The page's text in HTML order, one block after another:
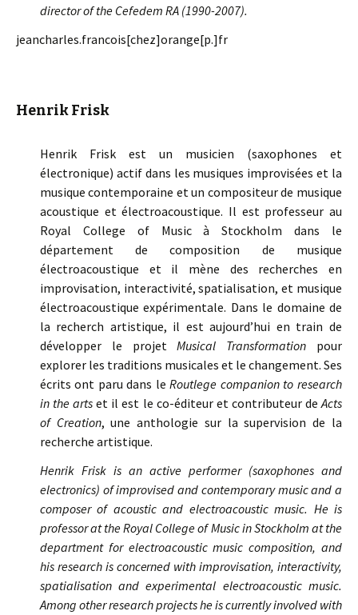
director of the Cefedem RA (1990-2007).
jeancharles.francois[chez]orange[p.]fr
Henrik Frisk
Henrik Frisk est un musicien (saxophones et
électronique) actif dans les musiques improvisées et la
musique contemporaine et un compositeur de musique
acoustique et électroacoustique. Il est professeur au
Royal College of Music à Stockholm dans le
département de composition de musique
électroacoustique et il mène des recherches en
improvisation, interactivité, spatialisation, et musique
électroacoustique expérimentale. Dans le domaine de
la recherch artistique, il est aujourd’hui en train de
développer le projetMusical Transformation pour
explorer les traditions musicales et le changement. Ses
écrits ont paru dans leRoutlege companion to research
in the arts et il est le co-éditeur et contributeur deActs
of Creation, une anthologie sur la supervision de la
recherche artistique.
Henrik Frisk is an active performer (saxophones and
electronics) of improvised and contemporary music and a
composer of acoustic and electroacoustic music. He is
professor at the Royal College of Music in Stockholm at the
department for electroacoustic music composition, and
his research is concerned with improvisation, interactivity,
spatialisation and experimental electroacoustic music.
Among other research projects he is currently involved with